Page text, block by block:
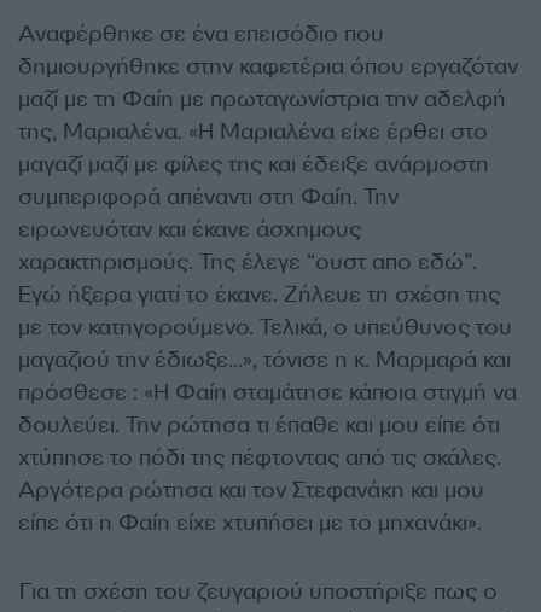
Αναφέρθηκε σε ένα επεισόδιο που
δημιουργήθηκε στην καφετέρια όπου εργαζόταν
μαζί με τη Φαίη με πρωταγωνίστρια την αδελφή
της, Μαριαλένα. «Η Μαριαλένα είχε έρθει στο
μαγαζί μαζί με φίλες της και έδειξε ανάρμοστη
συμπεριφορά απέναντι στη Φαίη. Την
ειρωνευόταν και έκανε άσχημους
χαρακτηρισμούς. Της έλεγε “ουστ απο εδώ”.
Εγώ ήξερα γιατί το έκανε. Ζήλευε τη σχέση της
με τον κατηγορούμενο. Τελικά, ο υπεύθυνος του
μαγαζιού την έδιωξε…», τόνισε η κ. Μαρμαρά και
πρόσθεσε : «Η Φαίη σταμάτησε κάποια στιγμή να
δουλεύει. Την ρώτησα τι έπαθε και μου είπε ότι
χτύπησε το πόδι της πέφτοντας από τις σκάλες.
Αργότερα ρώτησα και τον Στεφανάκη και μου
είπε ότι η Φαίη είχε χτυπήσει με το μηχανάκι».
Για τη σχέση του ζευγαριού υποστήριξε πως ο